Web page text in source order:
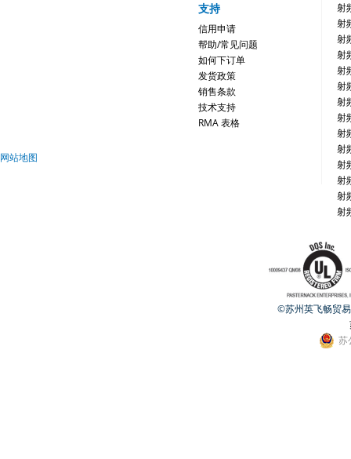
支持
信用申请
帮助/常见问题
如何下订单
发货政策
销售条款
技术支持
RMA 表格
网站地图
射
射
射
射
射
射
射
射
射
射
射
射
射
射
©苏州英飞畅贸
苏